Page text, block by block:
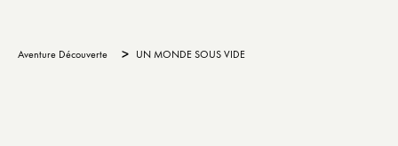
Aventure Découverte > UN MONDE SOUS VIDE